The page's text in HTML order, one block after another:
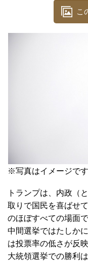
こ
※写真はイメージです
トランプは、内政（
取りで国民を喜ばせ
のほぼすべての場面
中間選挙ではたしか
は投票率の低さが反
大統領選挙での勝利は